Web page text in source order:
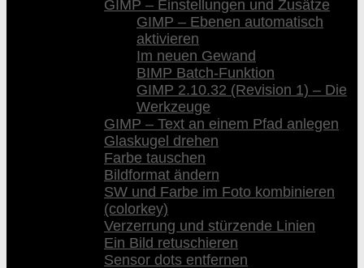
GIMP – Einstellungen und Zusätze
GIMP – Ebenen automatisch
aktivieren
Im neuen Gewand
BIMP Batch-Funktion
GIMP 2.10.32 (Revision 1) – Die
Werkzeuge
GIMP – Text an einem Pfad anlegen
Glaskugel drehen
Farbe tauschen
Bildformat ändern
SW und Farbe im Foto kombinieren
(colorkey)
Verzerrung und stürzende Linien
Ein Bild retuschieren
Sensor dots entfernen